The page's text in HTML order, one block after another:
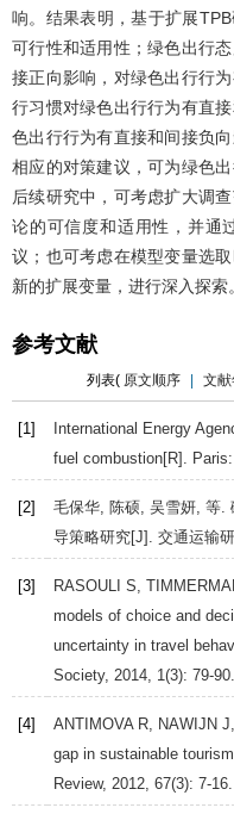
响。结果表明，基于扩展
可行性和适用性；绿色出行
接正向影响，对绿色出行行
行习惯对绿色出行行为有直
色出行行为有直接和间接负
相应的对策建议，可为绿色
后续研究中，可考虑扩大调
论的可信度和适用性，并通
议；也可考虑在模型变量选
新的扩展变量，进行深入探索。
参考文献
列表( 原文顺序 文
[1] International Energy
fuel combustion[R].
[2]
毛保华, 陈硕, 吴雪妍, 等.
导策略研究[J]. 交通运输
[3] RASOULI S,
models of choice and
uncertainty in travel
Society, 2014, 1(3): 79-90.
[4] ANTIMOVA R, NAWIJN J,
gap in sustainable
Review, 2012, 67(3): 7-16.